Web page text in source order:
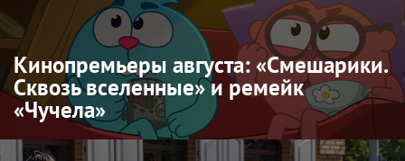
Кинопремьеры августа: «Смешарики.
Сквозь вселенные» и ремейк
«Чучела»